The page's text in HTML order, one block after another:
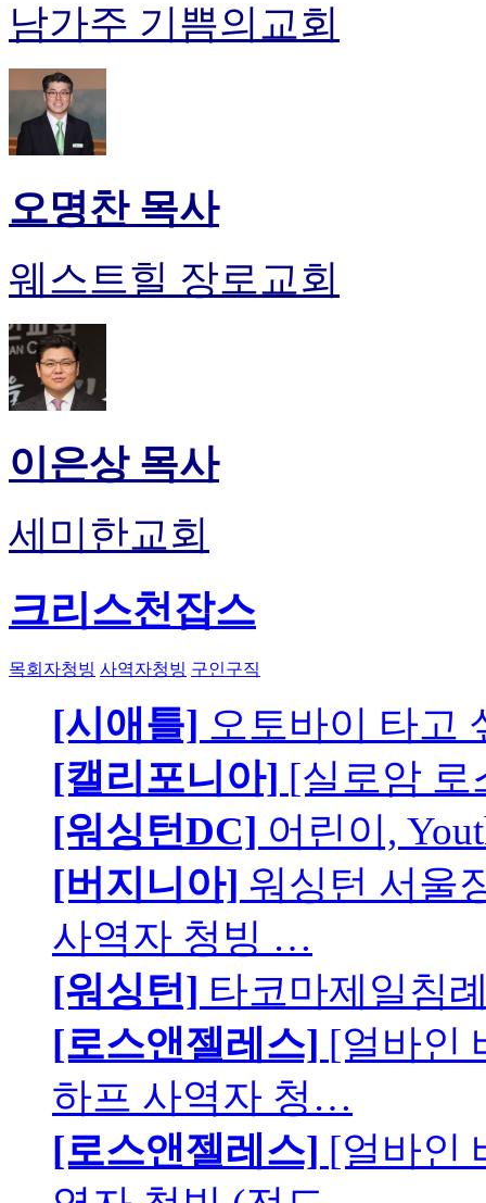
남가주 기쁨의교회
오명찬 목사
웨스트힐 장로교회
이은상 목사
세미한교회
크리스천잡스
목회자청빙 사역자청빙 구인구직
[시애틀] 오토바이 타고
[캘리포니아] [실로암 로
[워싱턴DC] 어린이,
[버지니아] 워싱턴 서울
사역자 청빙 …
[워싱턴] 타코마제일침
[로스앤젤레스] [얼바인
하프 사역자 청…
[로스앤젤레스] [얼바인